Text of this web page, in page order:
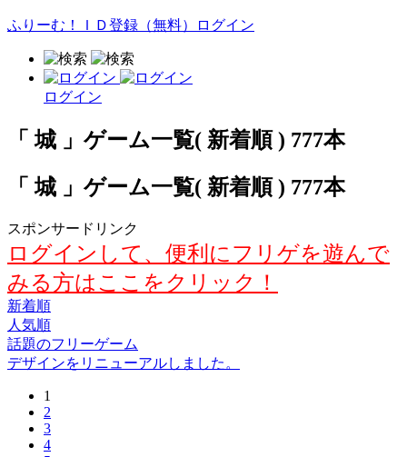
ふりーむ！ＩＤ登録（無料） ログイン
ログイン
「 城 」ゲーム一覧( 新着順 ) 777本
「 城 」ゲーム一覧( 新着順 ) 777本
スポンサードリンク
ログインして、便利にフリゲを遊んで
みる方はここをクリック！
新着順
人気順
話題のフリーゲーム
デザインをリニューアルしました。
1
2
3
4